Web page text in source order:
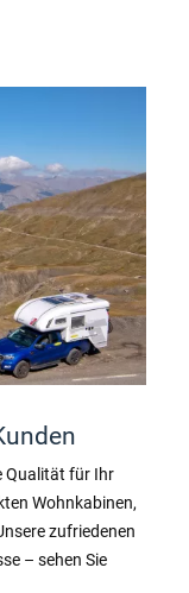
Qualität für Ihr
Wohnkabinen,
zufriedenen
– sehen Sie